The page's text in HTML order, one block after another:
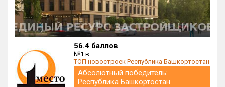
Срок сдачи
от до
Вид объекта
Кол-во комнат
56.4 баллов
№1 в
ТОП новостроек Республика Башкортостан
Абсолютный победитель:
Республика Башкортостан